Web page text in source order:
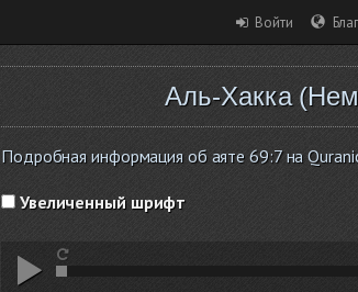
Войти
Аль-Хакка
Подробная информация об аяте 69:7 на
Увеличенный шрифт